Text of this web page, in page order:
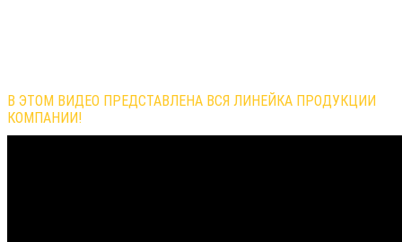
В ЭТОМ ВИДЕО ПРЕДСТАВЛЕНА ВСЯ ЛИНЕЙКА ПРОДУКЦИИ
КОМПАНИИ!